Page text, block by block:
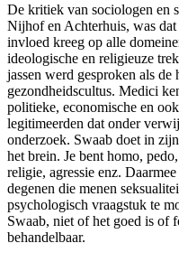
De kritiek van sociologen en
Nijhof en Achterhuis, was dat
invloed kreeg op alle
ideologische en religieuze
jassen werd gesproken als de
gezondheidscultus. Medici
politieke, economische en
legitimeerden dat onder
onderzoek. Swaab doet in
het brein. Je bent homo,
religie, agressie enz.
degenen die menen
psychologisch vraagstuk te
Swaab, niet of het goed is of
behandelbaar.